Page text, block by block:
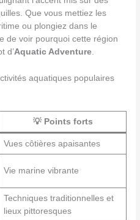
Que vous mettiez les
ou plongiez dans le
de voir pourquoi cette région
d’Aquatic Adventure.
aquatiques populaires
💡 Points forts
Vues côtières apaisantes
Vie marine vibrante
Techniques traditionnelles et
lieux pittoresques